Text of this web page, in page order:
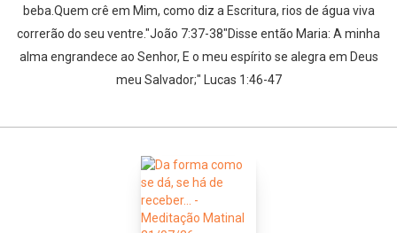
beba.Quem crê em Mim, como diz a Escritura, rios de água viva
correrão do seu ventre."João 7:37-38"Disse então Maria: A minha
alma engrandece ao Senhor, E o meu espírito se alegra em Deus
meu Salvador;" Lucas 1:46-47